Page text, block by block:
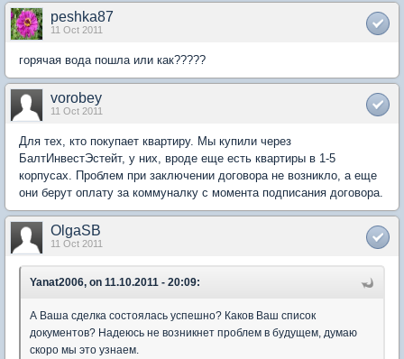
peshka87
11 Oct 2011
горячая вода пошла или как?????
vorobey
11 Oct 2011
Для тех, кто покупает квартиру. Мы купили через
БалтИнвестЭстейт, у них, вроде еще есть квартиры в 1-5
корпусах. Проблем при заключении договора не возникло, а еще
они берут оплату за коммуналку с момента подписания договора.
OlgaSB
11 Oct 2011
Yanat2006, on 11.10.2011 - 20:09:
А Ваша сделка состоялась успешно? Каков Ваш список
документов? Надеюсь не возникнет проблем в будущем, думаю
скоро мы это узнаем.